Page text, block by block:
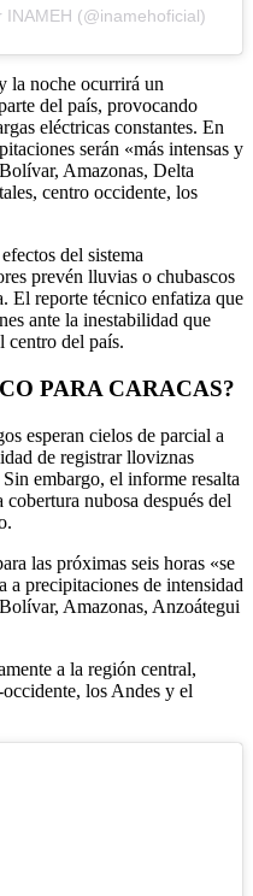
(@inamehoficial)
la noche ocurrirá un
del país, provocando
eléctricas constantes. En
serán «más intensas y
Amazonas, Delta
centro occidente, los
del sistema
prevén lluvias o chubascos
El reporte técnico enfatiza que
ante la inestabilidad que
centro del país.
PARA CARACAS?
esperan cielos de parcial a
de registrar lloviznas
embargo, el informe resalta
nubosa después del
las próximas seis horas «se
a precipitaciones de intensidad
Amazonas, Anzoátegui
a la región central,
los Andes y el